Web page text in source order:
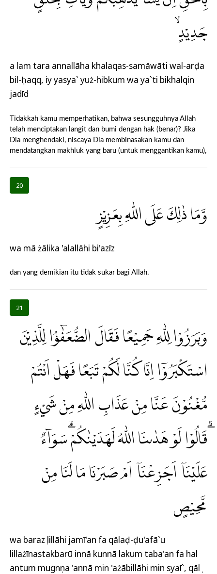
جَدِيْدٍۙ
a lam tara annallāha khalaqas-samāwāti wal-arḍa
bil-ḥaqq, iy yasya` yuż-hibkum wa ya`ti bikhalqin
jadīd
Tidakkah kamu memperhatikan, bahwa sesungguhnya Allah
telah menciptakan langit dan bumi dengan hak (benar)? Jika
Dia menghendaki, niscaya Dia membinasakan kamu dan
mendatangkan makhluk yang baru (untuk menggantikan kamu),
20
وَّمَا ذٰلِكَ عَلَى اللّٰهِ بِعَزِيْزٍ
wa mā żālika 'alallāhi bi'azīz
dan yang demikian itu tidak sukar bagi Allah.
21
وَبَرَزُوْا لِلّٰهِ جَمِيْعًا فَقَالَ الضُّعَفٰۤؤُا لِلَّذِيْنَ
اسْتَكْبَرُوْٓا اِنَّا كُنَّا لَكُمْ تَبَعًا فَهَلْ اَنْتُمْ
مُّغْنُوْنَ عَنَّا مِنْ عَذَابِ اللّٰهِ مِنْ شَيْءٍ
ۗقَالُوْا لَوْ هَدٰىنَا اللّٰهُ لَهَدَيْنٰكُمْۗ سَوَاۤءٌ
عَلَيْنَآ اَجَزِعْنَآ اَمْ صَبَرْنَا مَا لَنَا مِنْ
مَّحِيْصٍ
wa barazụ lillāhi jamī'an fa qālaḍ-ḍu'afā`u
lillażīnastakbarū innā kunnā lakum taba'an fa hal
antum mugnụna 'annā min 'ażābillāhi min syaī`, qālụ